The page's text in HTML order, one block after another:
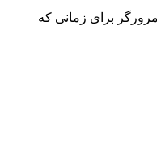
برای زمانی که